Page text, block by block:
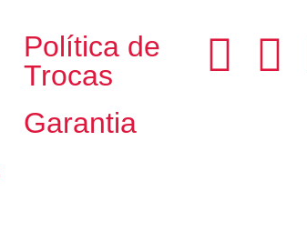
Política de
Trocas
Garantia